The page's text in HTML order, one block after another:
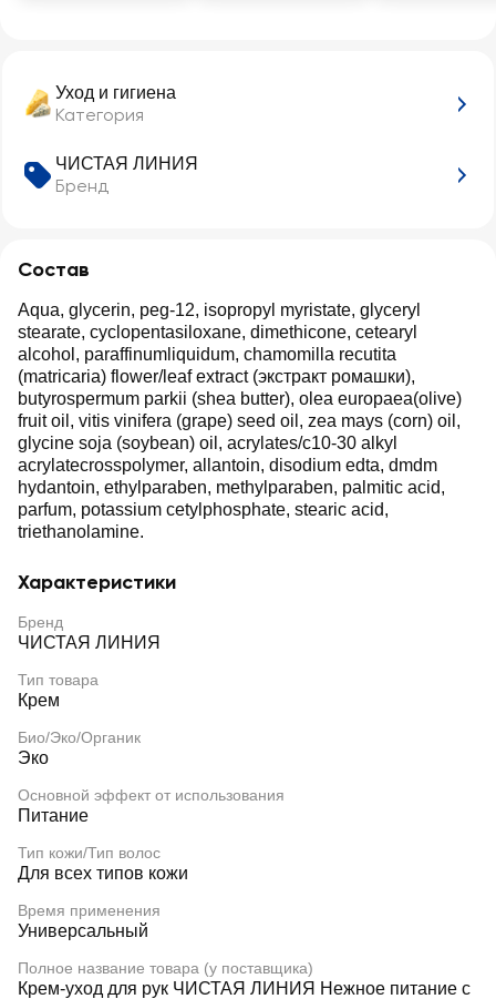
Уход и гигиена
Категория
ЧИСТАЯ ЛИНИЯ
Бренд
Состав
Аqua, glycerin, peg-12, isopropyl myristate, glyceryl
stearate, cyclopentasiloxane, dimethicone, cetearyl
alcohol, paraffinumliquidum, chamomilla recutita
(matricaria) flower/leaf extract (экстракт ромашки),
butyrospermum parkii (shea butter), olea europaea(olive)
fruit oil, vitis vinifera (grape) seed oil, zea mays (corn) oil,
glycine soja (soybean) oil, acrylates/c10-30 alkyl
acrylatecrosspolymer, allantoin, disodium edta, dmdm
hydantoin, ethylparaben, methylparaben, palmitic acid,
parfum, potassium cetylphosphate, stearic acid,
triethanolamine.
Характеристики
Бренд
ЧИСТАЯ ЛИНИЯ
Тип товара
Крем
Био/Эко/Органик
Эко
Основной эффект от использования
Питание
Тип кожи/Тип волос
Для всех типов кожи
Время применения
Универсальный
Полное название товара (у поставщика)
Крем-уход для рук ЧИСТАЯ ЛИНИЯ Нежное питание с